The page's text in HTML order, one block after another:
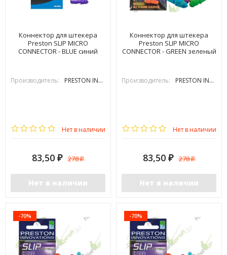
Коннектор для штекера
Preston SLIP MICRO
CONNECTOR - BLUE синий
Производитель: PRESTON INOVATIONS
Нет в наличии
83,50 ₽ 278₽
Нет в наличии
Коннектор для штекера
Preston SLIP MICRO
CONNECTOR - GREEN зеленый
Производитель: PRESTON INOVATIONS
Нет в наличии
83,50 ₽ 278₽
Нет в наличии
-70% -70%